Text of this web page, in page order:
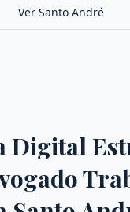
Ver Santo André
Digital